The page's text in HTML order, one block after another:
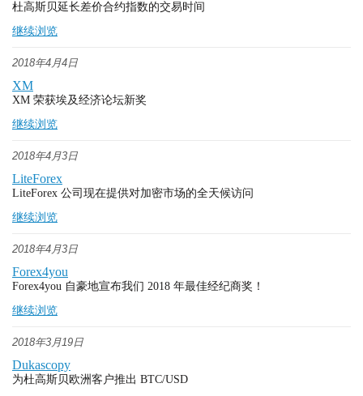
杜高斯贝延长差价合约指数的交易时间
继续浏览
2018年4月4日
XM
XM 荣获埃及经济论坛新奖
继续浏览
2018年4月3日
LiteForex
LiteForex 公司现在提供对加密市场的全天候访问
继续浏览
2018年4月3日
Forex4you
Forex4you 自豪地宣布我们 2018 年最佳经纪商奖！
继续浏览
2018年3月19日
Dukascopy
为杜高斯贝欧洲客户推出 BTC/USD